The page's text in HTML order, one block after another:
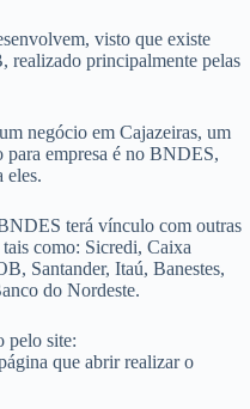
visto que existe
realizado principalmente pelas
negócio em Cajazeiras, um
para empresa é no BNDES,
eles.
terá vínculo com outras
como: Sicredi, Caixa
Santander, Itaú, Banestes,
do Nordeste.
pelo site:
que abrir realizar o